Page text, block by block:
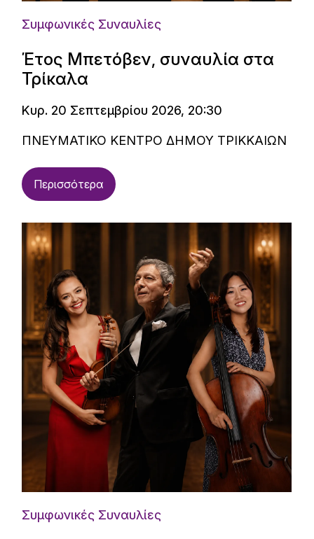
Συμφωνικές Συναυλίες
Έτος Μπετόβεν, συναυλία στα
Τρίκαλα
Κυρ. 20 Σεπτεμβρίου 2026, 20:30
ΠΝΕΥΜΑΤΙΚΟ ΚΕΝΤΡΟ ΔΗΜΟΥ ΤΡΙΚΚΑΙΩΝ
Περισσότερα
Συμφωνικές Συναυλίες